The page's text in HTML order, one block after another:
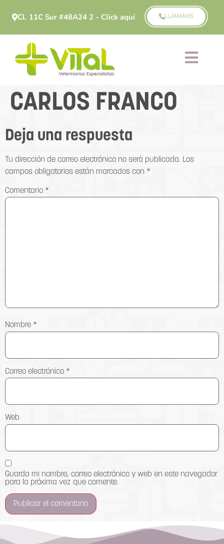
Cl. 11C Sur #48A24 2 - Click aquí LLÁMANOS
CARLOS FRANCO
Deja una respuesta
Tu dirección de correo electrónico no será publicada. Los
campos obligatorios están marcados con *
Comentario *
Nombre *
Correo electrónico *
Web
Guarda mi nombre, correo electrónico y web en este navegador
para la próxima vez que comente.